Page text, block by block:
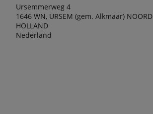
Ursemmerweg 4
1646 WN, URSEM (gem. Alkmaar) NOORD
HOLLAND
Nederland